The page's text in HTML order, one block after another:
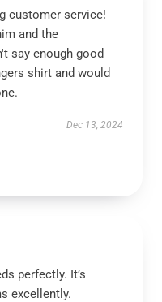
customer service!
and the
say enough good
shirt and would
Dec 13, 2024
perfectly. It’s
excellently.